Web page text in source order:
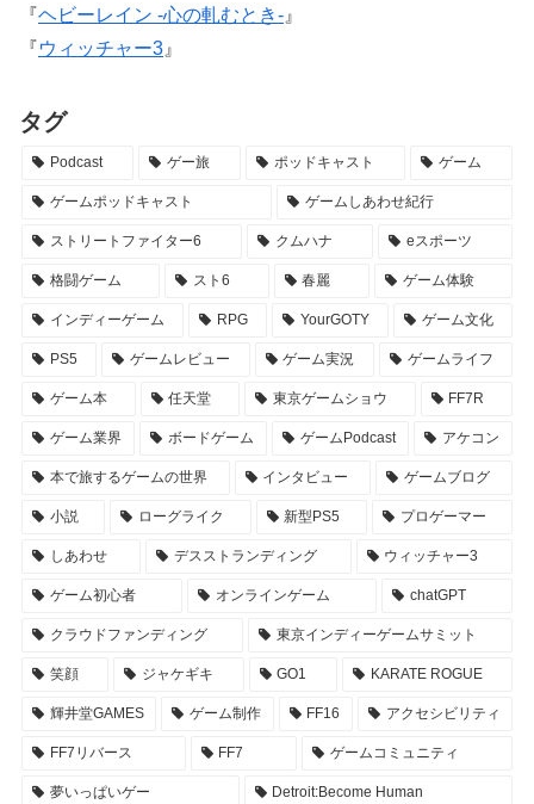
『ヘビーレイン -心の軋むとき- 』
『ウィッチャー3 』
タグ
Podcast ゲー旅 ポッドキャスト ゲーム
ゲームポッドキャスト ゲームしあわせ紀行
ストリートファイター6 クムハナ eスポーツ
格闘ゲーム スト6 春麗 ゲーム体験
インディーゲーム RPG YourGOTY ゲーム文化
PS5 ゲームレビュー ゲーム実況 ゲームライフ
ゲーム本 任天堂 東京ゲームショウ FF7R
ゲーム業界 ボードゲーム ゲームPodcast アケコン
本で旅するゲームの世界 インタビュー ゲームブログ
小説 ローグライク 新型PS5 プロゲーマー
しあわせ デスストランディング ウィッチャー3
ゲーム初心者 オンラインゲーム chatGPT
クラウドファンディング 東京インディーゲームサミット
笑顔 ジャケギキ GO1 KARATE ROGUE
輝井堂GAMES ゲーム制作 FF16 アクセシビリティ
FF7リバース FF7 ゲームコミュニティ
夢いっぱいゲー Detroit:Become Human